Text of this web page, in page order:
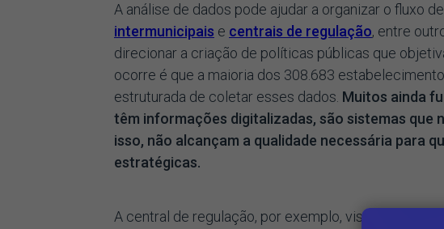
A análise de dados pode ajudar a organizar o fluxo
intermunicipais e centrais de regulação, entre
direcionar a criação de políticas públicas que
ocorre é que a maioria dos 308.683
estruturada de coletar esses dados. Muitos ainda
têm informações digitalizadas, são sistemas que
isso, não alcançam a qualidade necessária para
estratégicas.
A central de regulação, por exemplo, visa